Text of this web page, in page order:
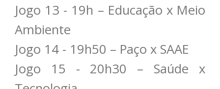
Jogo 13 - 19h – Educação x Meio
Ambiente
Jogo 14 - 19h50 – Paço x SAAE
Jogo 15 - 20h30 – Saúde x